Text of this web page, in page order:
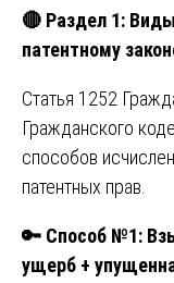
🔴 Раздел 1:
патентному
Статья 1252
Гражданского
способов
патентных прав.
🔑 Способ №1:
ущерб +